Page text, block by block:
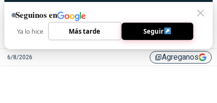
6/8/2026 library_addAgreganos
Seguinos en
Ya lo hice Más tarde Seguir